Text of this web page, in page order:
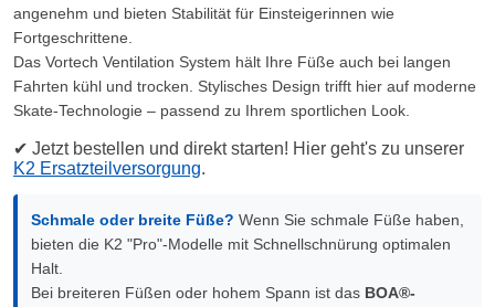
angenehm und bieten Stabilität für Einsteigerinnen wie
Fortgeschrittene.
Das Vortech Ventilation System hält Ihre Füße auch bei langen
Fahrten kühl und trocken. Stylisches Design trifft hier auf moderne
Skate-Technologie – passend zu Ihrem sportlichen Look.
✔ Jetzt bestellen und direkt starten! Hier geht's zu unserer
K2 Ersatzteilversorgung.
Schmale oder breite Füße? Wenn Sie schmale Füße haben,
bieten die K2 "Pro"-Modelle mit Schnellschnürung optimalen
Halt.
Bei breiteren Füßen oder hohem Spann ist das BOA®-